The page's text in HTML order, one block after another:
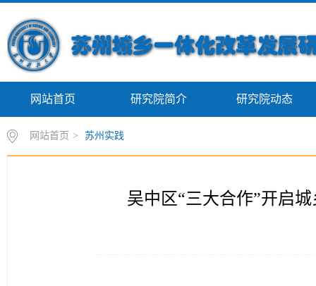
网站首页 研究院简介 研究院动态
网站首页 > 苏州实践
吴中区“三大合作”开启